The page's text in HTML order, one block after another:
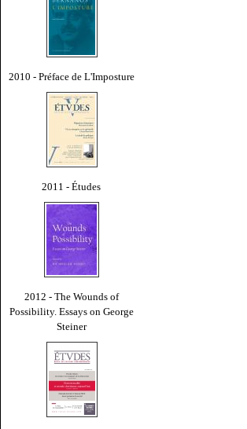
2010 - Préface de L'Imposture
2011 - Études
2012 - The Wounds of
Possibility. Essays on George
Steiner